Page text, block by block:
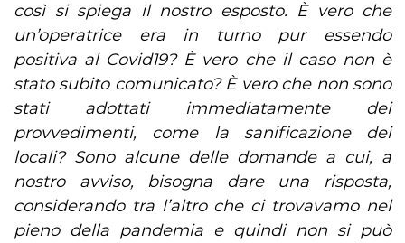
così si spiega il nostro esposto. È vero che
un’operatrice era in turno pur essendo
positiva al Covid19? È vero che il caso non è
stato subito comunicato? È vero che non sono
stati adottati immediatamente dei
provvedimenti, come la sanificazione dei
locali? Sono alcune delle domande a cui, a
nostro avviso, bisogna dare una risposta,
considerando tra l’altro che ci trovavamo nel
pieno della pandemia e quindi non si può